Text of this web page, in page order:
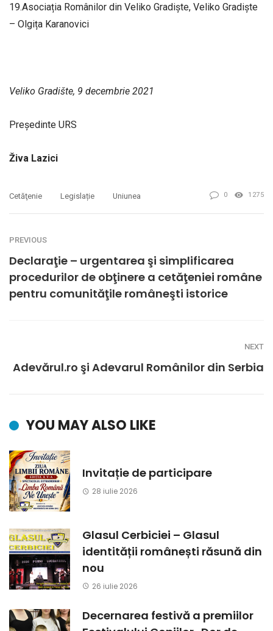
19.Asociația Românilor din Veliko Gradiște, Veliko Gradiște
– Olgița Karanovici
Veliko Gradište, 9 decembrie 2021
Președinte URS
Živa Lazici
Cetăţenie Legislație Uniunea 0 1275
PREVIOUS
Declaraţie – urgentarea şi simplificarea
procedurilor de obţinere a cetăţeniei române
pentru comunităţile româneşti istorice
NEXT
Adevărul.ro şi Adevarul Românilor din Serbia
YOU MAY ALSO LIKE
Invitație de participare
28 iulie 2026
Glasul Cerbiciei – Glasul
identității românești răsună din
nou
26 iulie 2026
Decernarea festivă a premiilor